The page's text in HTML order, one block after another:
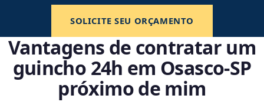
SOLICITE SEU ORÇAMENTO
Vantagens de contratar um
guincho 24h em Osasco‑SP
próximo de mim